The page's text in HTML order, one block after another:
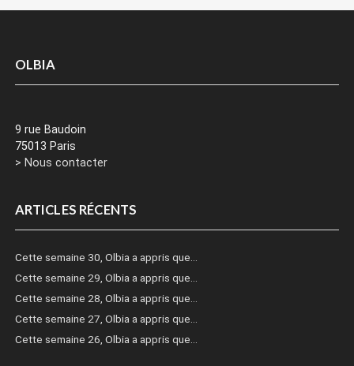
OLBIA
9 rue Baudoin
75013 Paris
> Nous contacter
ARTICLES RÉCENTS
Cette semaine 30, Olbia a appris que…
Cette semaine 29, Olbia a appris que…
Cette semaine 28, Olbia a appris que…
Cette semaine 27, Olbia a appris que…
Cette semaine 26, Olbia a appris que…